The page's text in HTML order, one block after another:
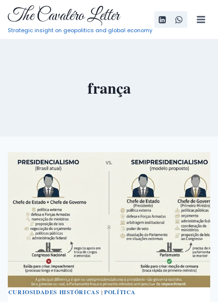
Pular
paraThe Cavaléro Letter
Strategic insight on geopolitics and global economy
frança
CURIOSIDADES HISTÓRICAS |POLÍTICA